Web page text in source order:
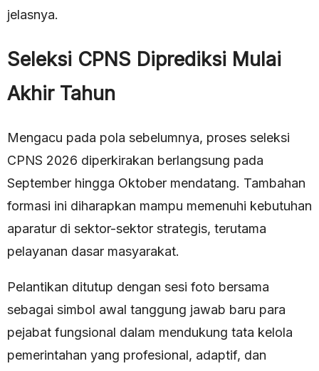
jelasnya.
Seleksi CPNS Diprediksi Mulai
Akhir Tahun
Mengacu pada pola sebelumnya, proses seleksi
CPNS 2026 diperkirakan berlangsung pada
September hingga Oktober mendatang. Tambahan
formasi ini diharapkan mampu memenuhi kebutuhan
aparatur di sektor-sektor strategis, terutama
pelayanan dasar masyarakat.
Pelantikan ditutup dengan sesi foto bersama
sebagai simbol awal tanggung jawab baru para
pejabat fungsional dalam mendukung tata kelola
pemerintahan yang profesional, adaptif, dan